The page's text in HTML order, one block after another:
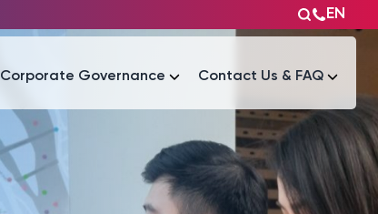
EN
Corporate Governance Contact Us & FAQ